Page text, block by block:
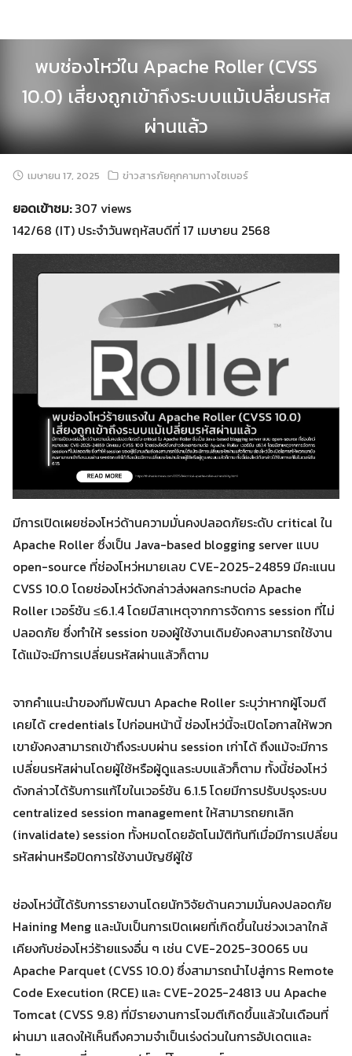
for:
Search
พบช่องโหว่ใน Apache Roller (CVSS
10.0) เสี่ยงถูกเข้าถึงระบบแม้เปลี่ยนรหัส
ผ่านแล้ว
เมษายน 17, 2025 ข่าวสารภัยคุกคามทางไซเบอร์
ยอดเข้าชม:307 views
142/68 (IT) ประจำวันพฤหัสบดีที่ 17 เมษายน 2568
มีการเปิดเผยช่องโหว่ด้านความมั่นคงปลอดภัยระดับ critical ใน
Apache Roller ซึ่งเป็น Java-based blogging server แบบ
open-source ที่ช่องโหว่หมายเลข CVE-2025-24859 มีคะแนน
CVSS 10.0 โดยช่องโหว่ดังกล่าวส่งผลกระทบต่อ Apache
Roller เวอร์ชัน ≤6.1.4 โดยมีสาเหตุจากการจัดการ session ที่ไม่
ปลอดภัย ซึ่งทำให้ session ของผู้ใช้งานเดิมยังคงสามารถใช้งาน
ได้แม้จะมีการเปลี่ยนรหัสผ่านแล้วก็ตาม
จากคำแนะนำของทีมพัฒนา Apache Roller ระบุว่าหากผู้โจมตี
เคยได้ credentials ไปก่อนหน้านี้ ช่องโหว่นี้จะเปิดโอกาสให้พวก
เขายังคงสามารถเข้าถึงระบบผ่าน session เก่าได้ ถึงแม้จะมีการ
เปลี่ยนรหัสผ่านโดยผู้ใช้หรือผู้ดูแลระบบแล้วก็ตาม ทั้งนี้ช่องโหว่
ดังกล่าวได้รับการแก้ไขในเวอร์ชัน 6.1.5 โดยมีการปรับปรุงระบบ
centralized session management ให้สามารถยกเลิก
(invalidate) session ทั้งหมดโดยอัตโนมัติทันทีเมื่อมีการเปลี่ยน
รหัสผ่านหรือปิดการใช้งานบัญชีผู้ใช้
ช่องโหว่นี้ได้รับการรายงานโดยนักวิจัยด้านความมั่นคงปลอดภัย
Haining Meng และนับเป็นการเปิดเผยที่เกิดขึ้นในช่วงเวลาใกล้
เคียงกับช่องโหว่ร้ายแรงอื่น ๆ เช่น CVE-2025-30065 บน
Apache Parquet (CVSS 10.0) ซึ่งสามารถนำไปสู่การ Remote
Code Execution (RCE) และ CVE-2025-24813 บน Apache
Tomcat (CVSS 9.8) ที่มีรายงานการโจมตีเกิดขึ้นแล้วในเดือนที่
ผ่านมา แสดงให้เห็นถึงความจำเป็นเร่งด่วนในการอัปเดตและ